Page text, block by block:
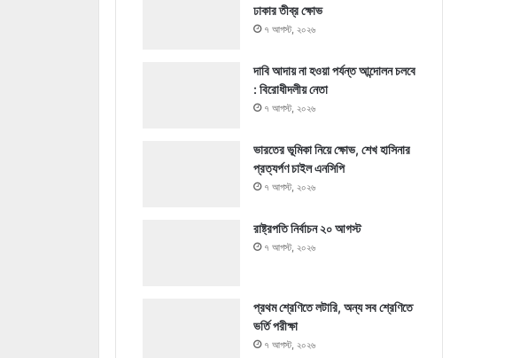
ঢাকার তীব্র ক্ষোভ
৭ আগস্ট, ২০২৬
দাবি আদায় না হওয়া পর্যন্ত আন্দোলন চলবে
: বিরোধীদলীয় নেতা
৭ আগস্ট, ২০২৬
ভারতের ভূমিকা নিয়ে ক্ষোভ, শেখ হাসিনার
প্রত্যর্পণ চাইল এনসিপি
৭ আগস্ট, ২০২৬
রাষ্ট্রপতি নির্বাচন ২০ আগস্ট
৭ আগস্ট, ২০২৬
প্রথম শ্রেণিতে লটারি, অন্য সব শ্রেণিতে
ভর্তি পরীক্ষা
৭ আগস্ট, ২০২৬